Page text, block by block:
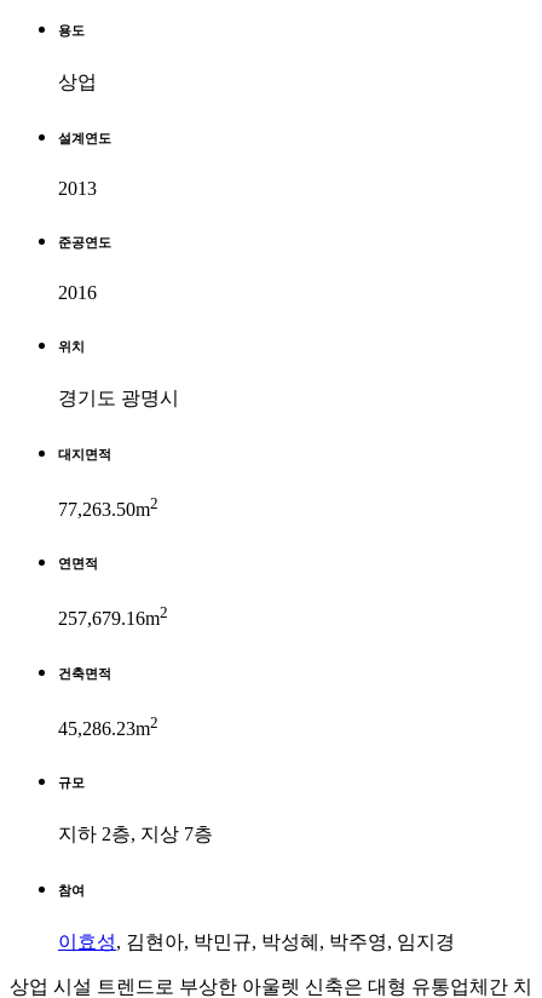
용도
상업
설계연도
2013
준공연도
2016
위치
경기도 광명시
대지면적
77,263.50m2
연면적
257,679.16m2
건축면적
45,286.23m2
규모
지하 2층, 지상 7층
참여
이효성, 김현아, 박민규, 박성혜, 박주영, 임지경
상업 시설 트렌드로 부상한 아울렛 신축은 대형 유통업체간 치